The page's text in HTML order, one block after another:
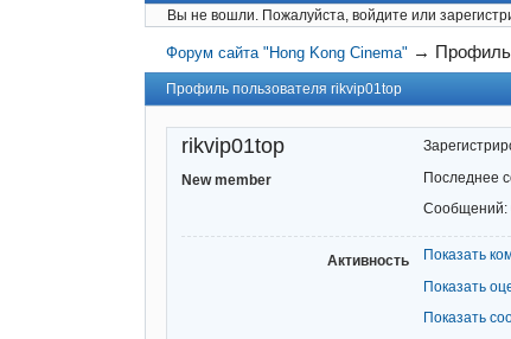
Вы не вошли. Пожалуйста, войдите или
Форум сайта "Hong Kong Cinema" → Профиль
Профиль пользователя rikvip01top
rikvip01top
New member
Последнее
Сообщений:
Активность
Показать
Показать
Показать